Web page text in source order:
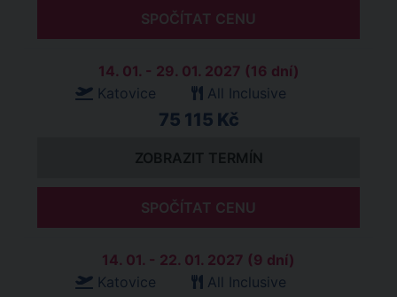
SPOČÍTAT CENU
14. 01. - 29. 01. 2027 (16 dní)
Katovice
All Inclusive
75 115 Kč
ZOBRAZIT TERMÍN
SPOČÍTAT CENU
14. 01. - 22. 01. 2027 (9 dní)
Katovice
All Inclusive